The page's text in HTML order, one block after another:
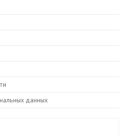
данных